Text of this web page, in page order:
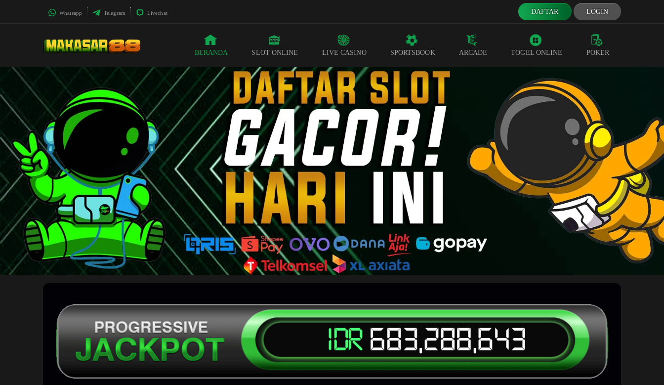
Whatsapp Telegram Livechat DAFTAR LOGIN
BERANDA SLOT ONLINE LIVE CASINO SPORTSBOOK ARCADE TOGEL ONLINE POKER